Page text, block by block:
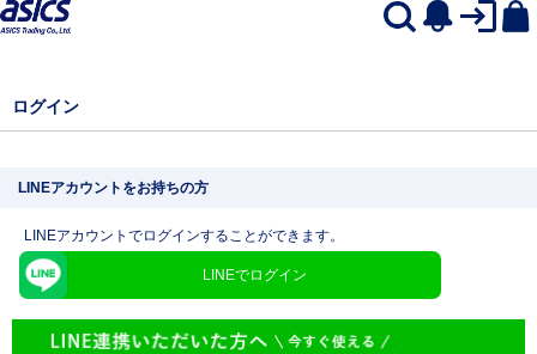
ログイン
LINEアカウントをお持ちの方
LINEアカウントでログインすることができます。
LINEでログイン